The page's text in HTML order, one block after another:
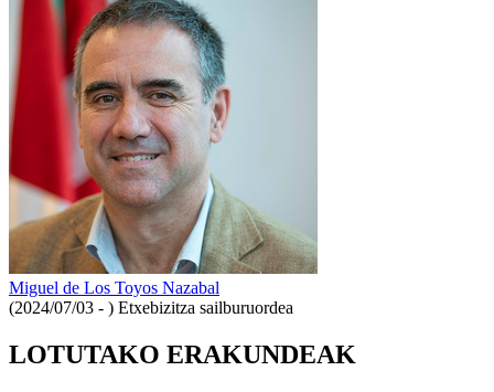
Miguel de Los Toyos Nazabal
(2024/07/03 - ) Etxebizitza sailburuordea
LOTUTAKO ERAKUNDEAK